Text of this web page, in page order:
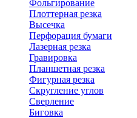
Фольгирование
Плоттерная резка
Высечка
Перфорация бумаги
Лазерная резка
Гравировка
Планшетная резка
Фигурная резка
Скругление углов
Сверление
Биговка